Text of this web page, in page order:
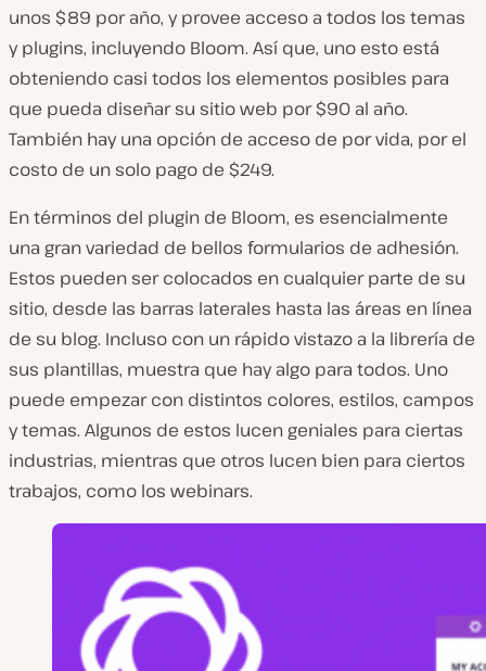
unos $89 por año, y provee acceso a todos los temas
y plugins, incluyendo Bloom. Así que, uno esto está
obteniendo casi todos los elementos posibles para
que pueda diseñar su sitio web por $90 al año.
También hay una opción de acceso de por vida, por el
costo de un solo pago de $249.
En términos del plugin de Bloom, es esencialmente
una gran variedad de bellos formularios de adhesión.
Estos pueden ser colocados en cualquier parte de su
sitio, desde las barras laterales hasta las áreas en línea
de su blog. Incluso con un rápido vistazo a la librería de
sus plantillas, muestra que hay algo para todos. Uno
puede empezar con distintos colores, estilos, campos
y temas. Algunos de estos lucen geniales para ciertas
industrias, mientras que otros lucen bien para ciertos
trabajos, como los webinars.